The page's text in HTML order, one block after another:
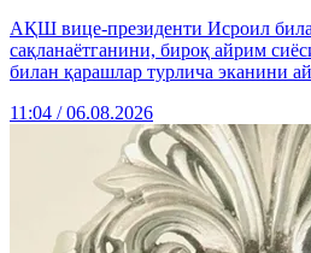
АҚШ вице-президенти Исроил
сақланаётганини, бироқ айрим
билан қарашлар турлича эканини
11:04 / 06.08.2026